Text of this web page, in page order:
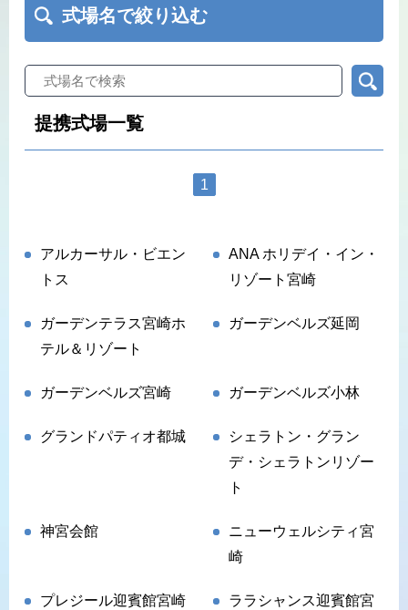
式場名で絞り込む
提携式場一覧
1
アルカーサル・ビエン
トス
ANA ホリデイ・イン・
リゾート宮崎
ガーデンテラス宮崎ホ
テル＆リゾート
ガーデンベルズ延岡
ガーデンベルズ宮崎 ガーデンベルズ小林
グランドパティオ都城
シェラトン・グラン
デ・シェラトンリゾー
ト
神宮会館
ニューウェルシティ宮
崎
プレジール迎賓館宮崎
ララシャンス迎賓館宮